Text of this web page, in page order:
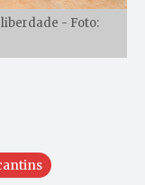
- Foto: